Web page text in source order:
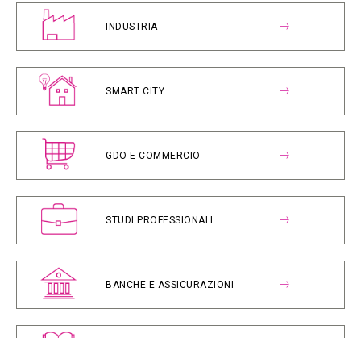
INDUSTRIA
SMART CITY
GDO E COMMERCIO
STUDI PROFESSIONALI
BANCHE E ASSICURAZIONI